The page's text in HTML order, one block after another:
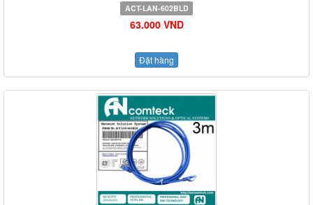
ACT-LAN-602BLD
63.000 VND
Đặt hàng